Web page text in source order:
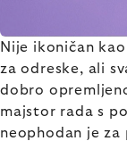
Nije ikoničan
za odreske, ali
dobro
majstor rada s
neophodan je za